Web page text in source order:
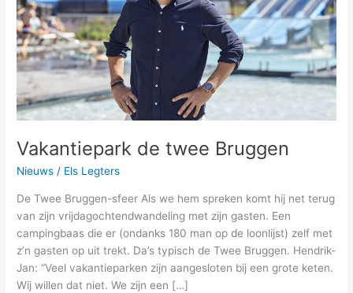
Vakantiepark de twee Bruggen
Nieuws / Els Legters
De Twee Bruggen-sfeer Als we hem spreken komt hij net terug
van zijn vrijdagochtendwandeling met zijn gasten. Een
campingbaas die er (ondanks 180 man op de loonlijst) zelf met
z’n gasten op uit trekt. Da’s typisch de Twee Bruggen. Hendrik-
Jan: “Veel vakantieparken zijn aangesloten bij een grote keten.
Wij willen dat niet. We zijn een […]